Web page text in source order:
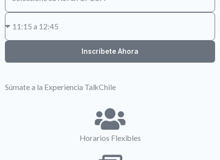
Horario
Inscríbete Ahora
Súmate a la Experiencia TalkChile
Horarios Flexibles